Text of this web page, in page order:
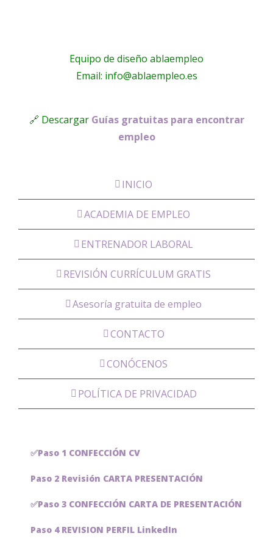
Equipo de diseño ablaempleo
Email: info@ablaempleo.es
🔗 Descargar Guías gratuitas para encontrar
empleo
INICIO
ACADEMIA DE EMPLEO
ENTRENADOR LABORAL
REVISIÓN CURRÍCULUM GRATIS
Asesoría gratuita de empleo
CONTACTO
CONÓCENOS
POLÍTICA DE PRIVACIDAD
✅Paso 1 CONFECCIÓN CV
Paso 2 Revisión CARTA PRESENTACIÓN
✅Paso 3 CONFECCIÓN CARTA DE PRESENTACIÓN
Paso 4 REVISION PERFIL LinkedIn